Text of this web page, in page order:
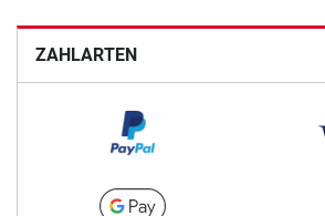
ZAHLARTEN